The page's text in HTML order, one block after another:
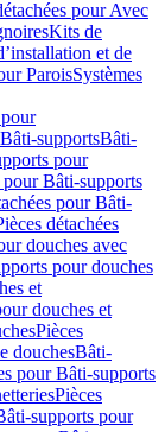
pour Avec
Kits de
et de
ParoisSystèmes
supportsBâti-
pour
pour Bâti-supports
pour Bâti-
détachées
douches avec
pour douches
et
douches et
Pièces
douchesBâti-
pour Bâti-supports
Pièces
supports pour